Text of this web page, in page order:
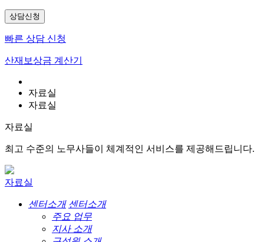
상담신청
빠른 상담 신청
산재보상금 계산기
자료실
자료실
자료실
최고 수준의 노무사들이 체계적인 서비스를 제공해드립니다.
자료실
센터소개 센터소개
주요 업무
지사 소개